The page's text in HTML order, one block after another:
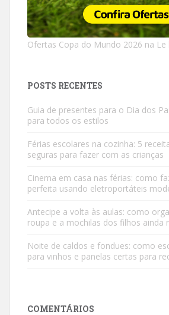
Ofertas Copa do Mundo 2026 na Le
POSTS RECENTES
Guia de presentes para o Dia dos
para todos os estilos
Férias escolares na cozinha: 5
seguras para fazer com as crianças
Cinema em casa nas férias: como
perfeita usando eletroportáteis
Antecipe a volta às aulas: como
roupa e a mochilas dos filhos ainda
Noite de caldos e fondues: como
para vinhos e panelas certas para
COMENTÁRIOS